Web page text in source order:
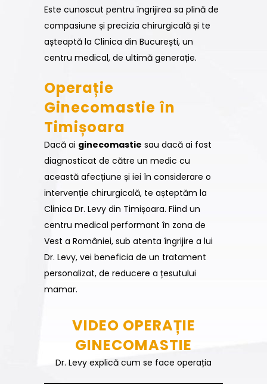
Este cunoscut pentru îngrijirea sa plină de
compasiune și precizia chirurgicală și te
așteaptă la Clinica din București, un
centru medical, de ultimă generație.
Operație
Ginecomastie în
Timișoara
Dacă ai ginecomastie sau dacă ai fost
diagnosticat de către un medic cu
această afecțiune și iei în considerare o
intervenție chirurgicală, te așteptăm la
Clinica Dr. Levy din Timișoara. Fiind un
centru medical performant în zona de
Vest a României, sub atenta îngrijire a lui
Dr. Levy, vei beneficia de un tratament
personalizat, de reducere a țesutului
mamar.
VIDEO OPERAȚIE
GINECOMASTIE
Dr. Levy explică cum se face operația